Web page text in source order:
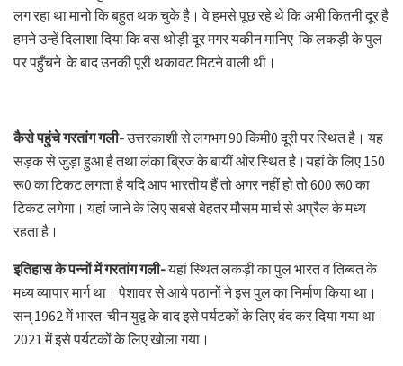
लग रहा था मानो कि बहुत थक चुके है। वे हमसे पूछ रहे थे कि अभी कितनी दूर है
हमने उन्हें दिलाशा दिया कि बस थोड़ी दूर मगर यकीन मानिए कि लकड़ी के पुल
पर पहुँचने के बाद उनकी पूरी थकावट मिटने वाली थी।
कैसे पहुंचे गरतांग गली-उत्तरकाशी से लगभग 90 किमी0 दूरी पर स्थित है। यह
सड़क से जुड़ा हुआ है तथा लंका ब्रिज के बायीं ओर स्थित है।यहां के लिए 150
रू0 का टिकट लगता है यदि आप भारतीय हैं तो अगर नहीं हो तो 600 रू0 का
टिकट लगेगा। यहां जाने के लिए सबसे बेहतर मौसम मार्च से अप्रैल के मध्य
रहता है।
इतिहास के पन्नों में गरतांग गली-यहां स्थित लकड़ी का पुल भारत व तिब्बत के
मध्य व्यापार मार्ग था। पेशावर से आये पठानों ने इस पुल का निर्माण किया था।
सन् 1962 में भारत-चीन युद्व के बाद इसे पर्यटकों के लिए बंद कर दिया गया था।
2021 में इसे पर्यटकों के लिए खोला गया।